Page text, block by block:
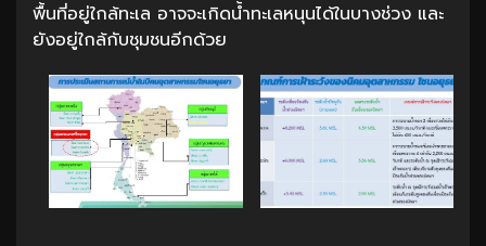
พื้นที่อยู่ใกล้ทะเล อาจจะเกิดน้ำทะเลหนุนได้ในบางช่วง และ
ยังอยู่ใกล้กับชุมชนอีกด้วย